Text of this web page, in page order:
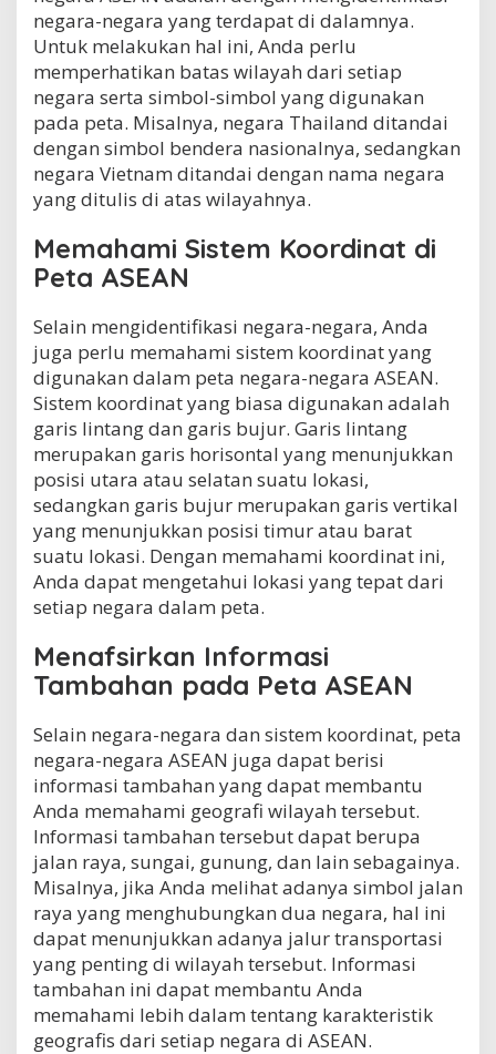
negara-negara yang terdapat di dalamnya.
Untuk melakukan hal ini, Anda perlu
memperhatikan batas wilayah dari setiap
negara serta simbol-simbol yang digunakan
pada peta. Misalnya, negara Thailand ditandai
dengan simbol bendera nasionalnya, sedangkan
negara Vietnam ditandai dengan nama negara
yang ditulis di atas wilayahnya.
Memahami Sistem Koordinat di
Peta ASEAN
Selain mengidentifikasi negara-negara, Anda
juga perlu memahami sistem koordinat yang
digunakan dalam peta negara-negara ASEAN.
Sistem koordinat yang biasa digunakan adalah
garis lintang dan garis bujur. Garis lintang
merupakan garis horisontal yang menunjukkan
posisi utara atau selatan suatu lokasi,
sedangkan garis bujur merupakan garis vertikal
yang menunjukkan posisi timur atau barat
suatu lokasi. Dengan memahami koordinat ini,
Anda dapat mengetahui lokasi yang tepat dari
setiap negara dalam peta.
Menafsirkan Informasi
Tambahan pada Peta ASEAN
Selain negara-negara dan sistem koordinat, peta
negara-negara ASEAN juga dapat berisi
informasi tambahan yang dapat membantu
Anda memahami geografi wilayah tersebut.
Informasi tambahan tersebut dapat berupa
jalan raya, sungai, gunung, dan lain sebagainya.
Misalnya, jika Anda melihat adanya simbol jalan
raya yang menghubungkan dua negara, hal ini
dapat menunjukkan adanya jalur transportasi
yang penting di wilayah tersebut. Informasi
tambahan ini dapat membantu Anda
memahami lebih dalam tentang karakteristik
geografis dari setiap negara di ASEAN.